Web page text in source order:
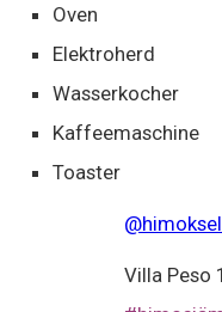
Oven
Elektroherd
Wasserkocher
Kaffeemaschine
Toaster
Villa Peso